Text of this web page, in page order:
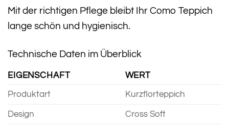
Mit der richtigen Pflege bleibt Ihr Como Teppich
lange schön und hygienisch.
Technische Daten im Überblick
EIGENSCHAFT WERT
Produktart Kurzflorteppich
Design Cross Soft